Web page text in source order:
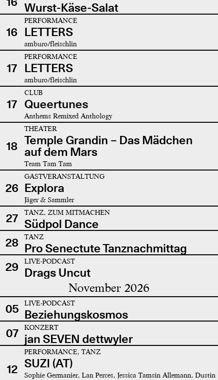
Wurst-Käse-Salat
16
PERFORMANCE
LETTERS
amburo/fleischlin
17
PERFORMANCE
LETTERS
amburo/fleischlin
17
CLUB
Queertunes
Anthems Remixed Anthology
18
THEATER
Temple Grandin – Das Mädchen
auf dem Mars
Team Tam Tam
26
GASTVERANSTALTUNG
Explora
Jäger & Sammler
27 TANZ, ZUM MITMACHEN
Südpol Dance
28
TANZ
Pro Senectute Tanznachmittag
29
LIVE-PODCAST
Drags Uncut
November 2026
05 LIVE-PODCAST
Beziehungskosmos
07
KONZERT
jan SEVEN dettwyler
12
PERFORMANCE, TANZ
SUZI (AT)
Sophie Germanier, Lan Perces, Jessica Tamsin Allemann, Dustin